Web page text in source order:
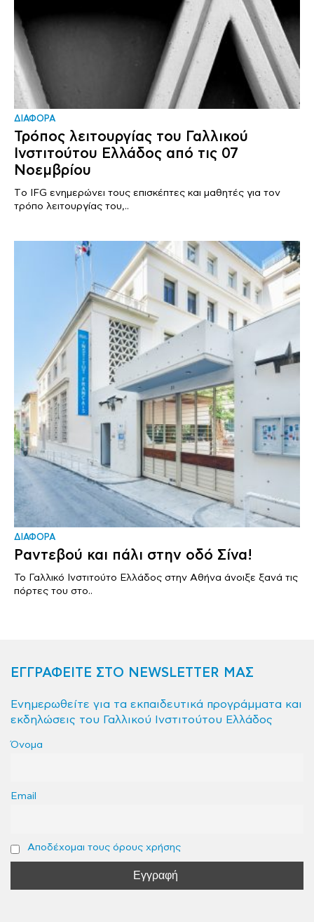
ΔΙΑΦΟΡΑ
Τρόπος λειτουργίας του Γαλλικού
Ινστιτούτου Ελλάδος από τις 07
Νοεμβρίου
Tο IFG ενημερώνει τους επισκέπτες και μαθητές για τον
τρόπο λειτουργίας του,..
ΔΙΑΦΟΡΑ
Ραντεβού και πάλι στην οδό Σίνα!
Το Γαλλικό Ινστιτούτο Ελλάδος στην Αθήνα άνοιξε ξανά τις
πόρτες του στο..
ΕΓΓΡΑΦΕΙΤΕ ΣΤΟ NEWSLETTER ΜΑΣ
Ενημερωθείτε για τα εκπαιδευτικά προγράμματα και
εκδηλώσεις του Γαλλικού Ινστιτούτου Ελλάδος
Όνομα
Email
Αποδέχομαι τους όρους χρήσης